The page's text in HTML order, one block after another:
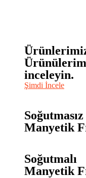
inceleyin.
Şimdi İncele
Soğutmasız
Manyetik
Soğutmalı
Manyetik